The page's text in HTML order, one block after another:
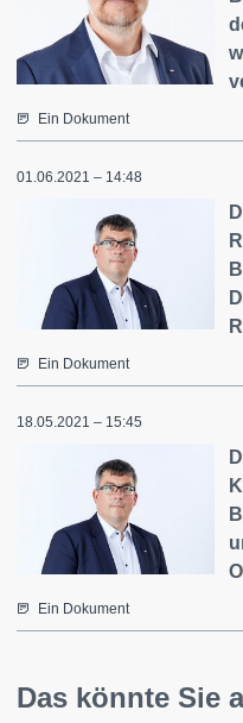
Ein Dokument
01.06.2021 – 14:48
Ein Dokument
18.05.2021 – 15:45
Ein Dokument
Das könnte Sie